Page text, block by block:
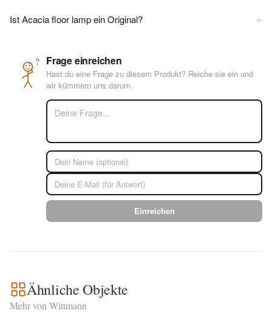
Ist Acacia floor lamp ein Original? +
? Frage einreichen
Hast du eine Frage zu diesem Produkt? Reiche sie ein und
wir kümmern uns darum.
Einreichen
Ähnliche Objekte
Mehr von Wittmann